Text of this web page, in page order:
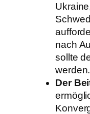
nach
sollte
werden.
Der